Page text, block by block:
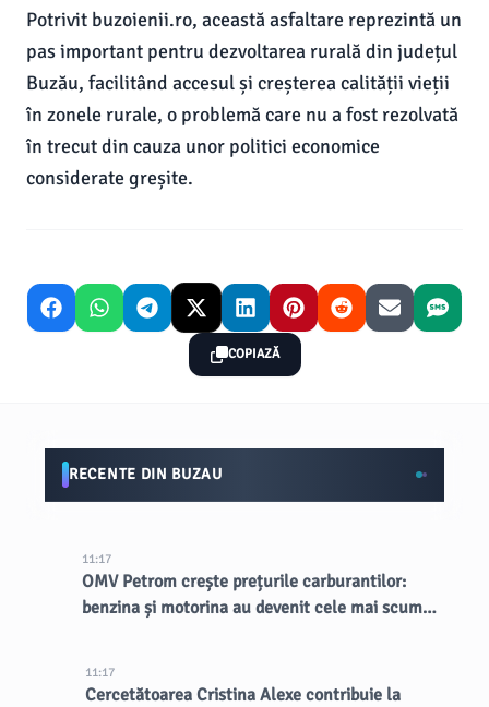
Potrivit buzoienii.ro, această asfaltare reprezintă un
pas important pentru dezvoltarea rurală din județul
Buzău, facilitând accesul și creșterea calității vieții
în zonele rurale, o problemă care nu a fost rezolvată
în trecut din cauza unor politici economice
considerate greșite.
COPIAZĂ
RECENTE DIN BUZAU
11:17
OMV Petrom crește prețurile carburantilor:
benzina și motorina au devenit cele mai scumpe
11:17
Cercetătoarea Cristina Alexe contribuie la